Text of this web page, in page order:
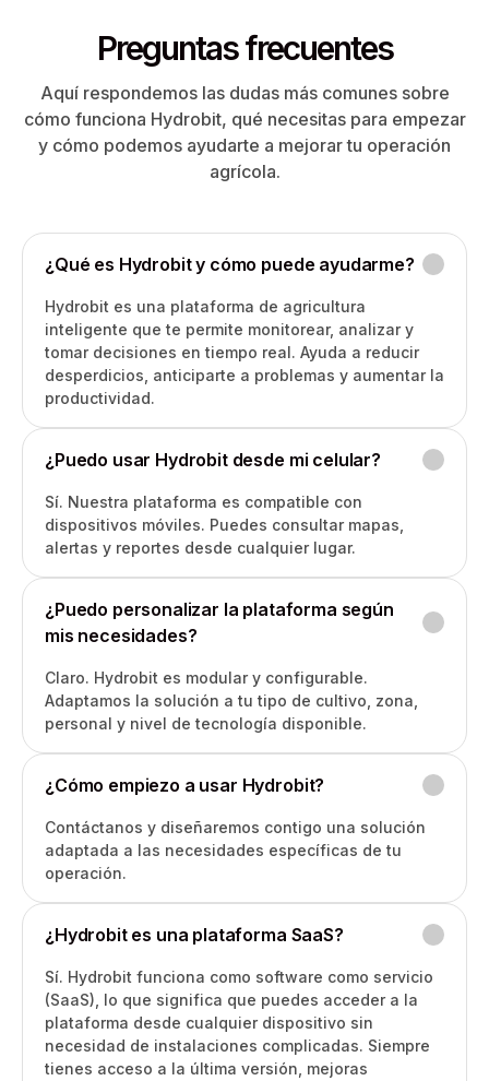
Preguntas frecuentes
Aquí respondemos las dudas más comunes sobre
cómo funciona Hydrobit, qué necesitas para empezar
y cómo podemos ayudarte a mejorar tu operación
agrícola.
¿Qué es Hydrobit y cómo puede ayudarme?
Hydrobit es una plataforma de agricultura
inteligente que te permite monitorear, analizar y
tomar decisiones en tiempo real. Ayuda a reducir
desperdicios, anticiparte a problemas y aumentar la
productividad.
¿Puedo usar Hydrobit desde mi celular?
Sí. Nuestra plataforma es compatible con
dispositivos móviles. Puedes consultar mapas,
alertas y reportes desde cualquier lugar.
¿Puedo personalizar la plataforma según
mis necesidades?
Claro. Hydrobit es modular y configurable.
Adaptamos la solución a tu tipo de cultivo, zona,
personal y nivel de tecnología disponible.
¿Cómo empiezo a usar Hydrobit?
Contáctanos y diseñaremos contigo una solución
adaptada a las necesidades específicas de tu
operación.
¿Hydrobit es una plataforma SaaS?
Sí. Hydrobit funciona como software como servicio
(SaaS), lo que significa que puedes acceder a la
plataforma desde cualquier dispositivo sin
necesidad de instalaciones complicadas. Siempre
tienes acceso a la última versión, mejoras